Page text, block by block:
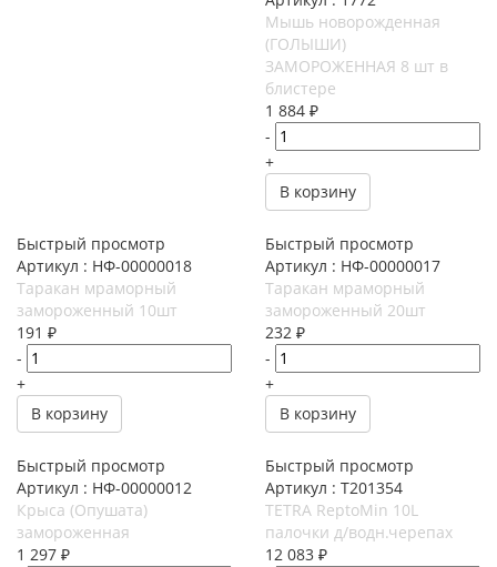
Мышь новорожденная
(ГОЛЫШИ)
ЗАМОРОЖЕННАЯ 8 шт в
блистере
1 884 ₽
-
+
В корзину
Быстрый просмотр
Артикул : НФ-00000018
Таракан мраморный
замороженный 10шт
191 ₽
-
+
В корзину
Быстрый просмотр
Артикул : НФ-00000017
Таракан мраморный
замороженный 20шт
232 ₽
-
+
В корзину
Быстрый просмотр
Артикул : НФ-00000012
Крыса (Опушата)
замороженная
1 297 ₽
Быстрый просмотр
Артикул : T201354
TETRA ReptoMin 10L
палочки д/водн.черепах
12 083 ₽